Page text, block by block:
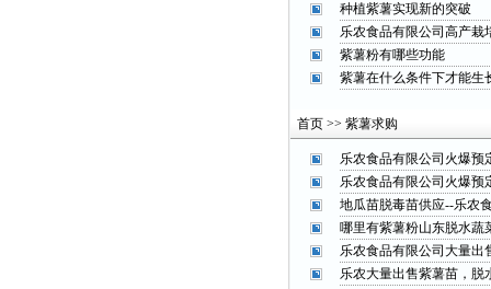
种植紫薯实现新的突破
乐农食品有限公司高产栽
紫薯粉有哪些功能
紫薯在什么条件下才能生
首页 >> 紫薯求购
乐农食品有限公司火爆预
乐农食品有限公司火爆预
地瓜苗脱毒苗供应--乐农
哪里有紫薯粉山东脱水蔬
乐农食品有限公司大量出
乐农大量出售紫薯苗，脱